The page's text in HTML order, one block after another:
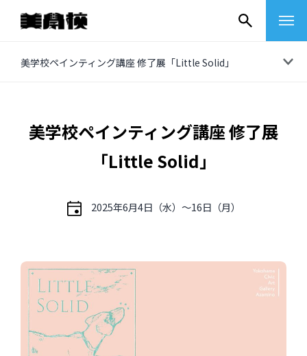
美学校ペインティング講座 修了展「Little Solid」
イベントレポート
インタビュー
受講生・修了生の活動
美学校ペインティング講座 修了展
「Little Solid」
2025年6月4日（水）〜16日（月）